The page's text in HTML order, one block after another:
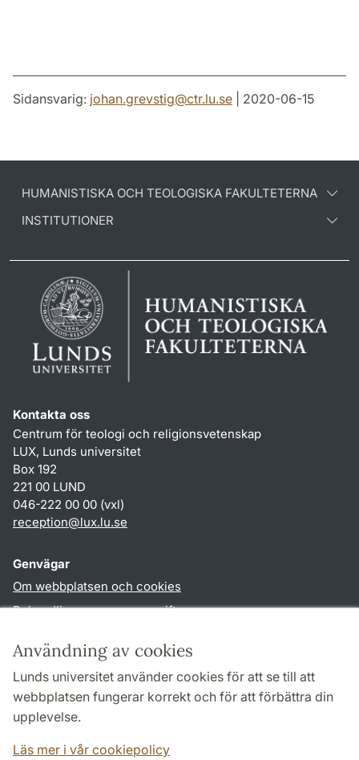
Användning av cookies
Lunds universitet använder cookies för att se till att
webbplatsen fungerar korrekt och för att förbättra din
upplevelse.
Läs mer i vår cookiepolicy
Sidansvarig: johan.grevstig@ctr.lu.se | 2020-06-15
HUMANISTISKA OCH TEOLOGISKA FAKULTETERNA
INSTITUTIONER
Kontakta oss
Centrum för teologi och religionsvetenskap
LUX, Lunds universitet
Box 192
221 00 LUND
046-222 00 00 (vxl)
reception@lux.lu.se
Genvägar
Om webbplatsen och cookies
Behandling av personuppgifter
TYPO3-login
Följ oss i sociala medier